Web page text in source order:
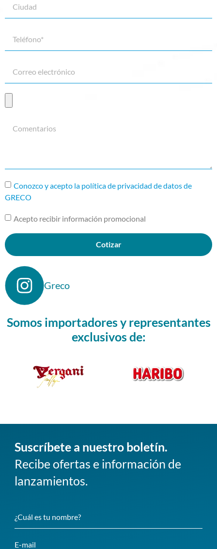
Conozco y acepto la política de privacidad de datos de
GRECO
Acepto recibir información promocional
Cotizar
Greco
Somos importadores y representantes
exclusivos de:
Suscríbete a nuestro boletín.
Recibe ofertas e información de
lanzamientos.